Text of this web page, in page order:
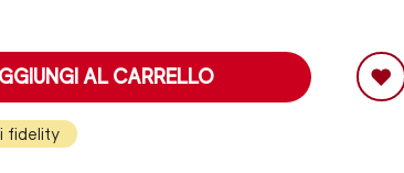
AL CARRELLO
fidelity